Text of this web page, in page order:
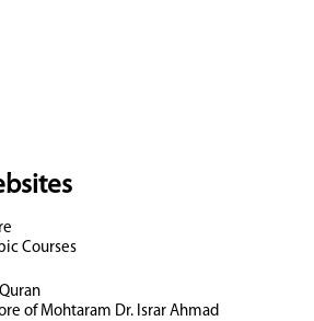
Courses
of Mohtaram Dr. Israr Ahmad